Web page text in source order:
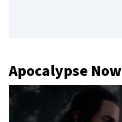
Apocalypse Now